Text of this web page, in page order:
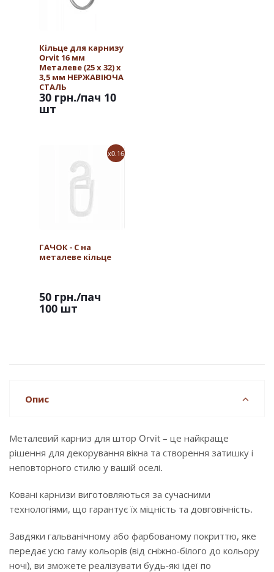
Кільце для карнизу
Orvit 16 мм
Металеве (25 х 32) х
3,5 мм НЕРЖАВІЮЧА
СТАЛЬ
30 грн./пач 10
шт
x0.16
ГАЧОК - С на
металеве кільце
50 грн./пач
100 шт
Опис
Металевий карниз для штор Orvit – це найкраще
рішення для декорування вікна та створення затишку і
неповторного стилю у вашій оселі.
Ковані карнизи виготовляються за сучасними
технологіями, що гарантує їх міцність та довговічність.
Завдяки гальванічному або фарбованому покриттю, яке
передає усю гаму кольорів (від сніжно-білого до кольору
ночі), ви зможете реалізувати будь-які ідеї по